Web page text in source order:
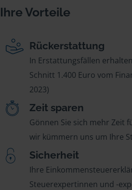
Ihre Vorteile
Rückerstattung
In Erstattungsfällen
Schnitt 1.400 Euro vom
2023)
Zeit sparen
Gönnen Sie sich mehr Zeit
wir kümmern uns um Ihre
Sicherheit
Ihre
Steuerexpertinnen und -